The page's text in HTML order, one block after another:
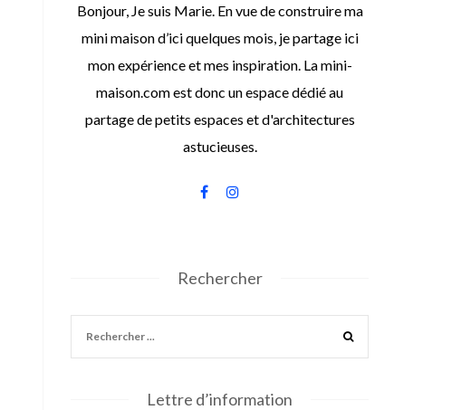
Bonjour, Je suis Marie. En vue de construire ma
mini maison d’ici quelques mois, je partage ici
mon expérience et mes inspiration. La mini-
maison.com est donc un espace dédié au
partage de petits espaces et d'architectures
astucieuses.
Rechercher
Lettre d’information